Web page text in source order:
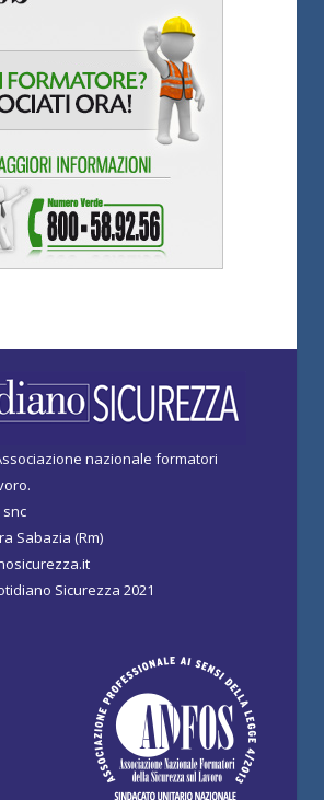
nazionale formatori
snc
Sabazia (Rm)
Sicurezza 2021